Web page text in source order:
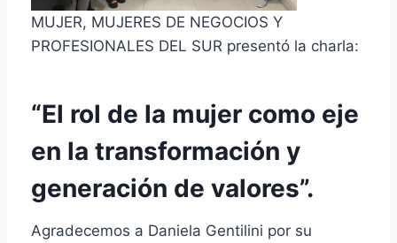
MUJER, MUJERES DE NEGOCIOS Y
PROFESIONALES DEL SUR presentó la charla:
“El rol de la mujer como eje
en la transformación y
generación de valores”.
Agradecemos a Daniela Gentilini por su